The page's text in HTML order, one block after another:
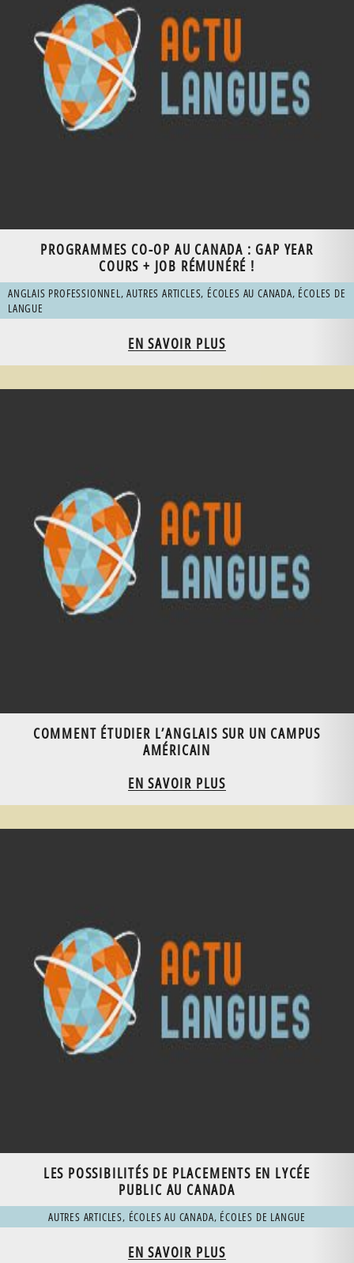
PROGRAMMES CO-OP AU CANADA : GAP YEAR
COURS + JOB RÉMUNÉRÉ !
ANGLAIS PROFESSIONNEL,AUTRES ARTICLES, ÉCOLES AU CANADA, ÉCOLES DE
LANGUE
EN SAVOIR PLUS
COMMENT ÉTUDIER L’ANGLAIS SUR UN CAMPUS
AMÉRICAIN
EN SAVOIR PLUS
LES POSSIBILITÉS DE PLACEMENTS EN LYCÉE
PUBLIC AU CANADA
AUTRES ARTICLES, ÉCOLES AU CANADA, ÉCOLES DE LANGUE
EN SAVOIR PLUS